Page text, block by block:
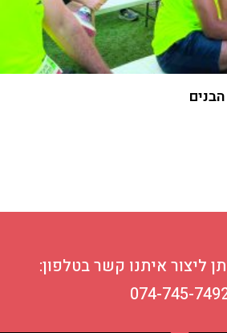
ליצור איתנו קשר בטלפון:
074-745-